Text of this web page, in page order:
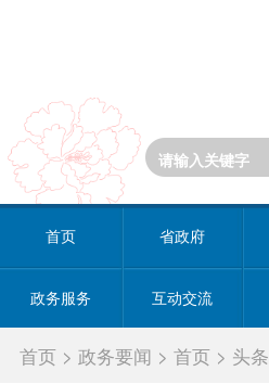
首页 省政府
政务服务 互动交流
首页 >政务要闻 >首页 > 头条